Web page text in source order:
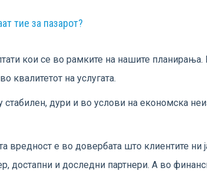
тие за пазарот?
кои се во рамките на нашите планирања.
квалитетот на услугата.
стабилен, дури и во услови на економска
вредност е во довербата што клиентите ни
достапни и доследни партнери. А во